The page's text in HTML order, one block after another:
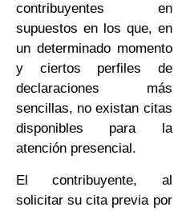
contribuyentes en
supuestos en los que, en
un determinado momento
y ciertos perfiles de
declaraciones más
sencillas, no existan citas
disponibles para la
atención presencial.
El contribuyente, al
solicitar su cita previa por